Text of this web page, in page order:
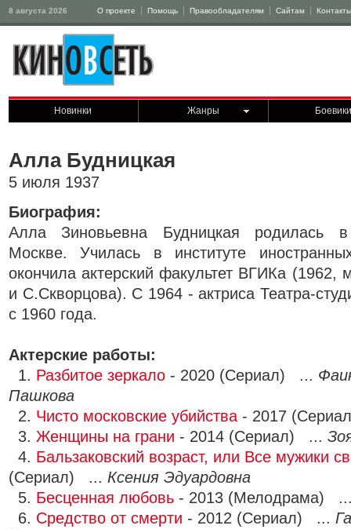
8 августа 2026 О проекте Помощь Правообладателям Сайтам Контакты
Новинки Жанры Боевики
Алла Будницкая
5 июля 1937
Биография:
Алла Зиновьевна Будницкая родилась в
Москве. Училась в институте
окончила актерский факультет ВГИКа (1962,
и С.Скворцова). С 1964 - актриса Театра-
с 1960 года.
Актерские работы:
1. Разбитое зеркало - 2020 (Сериал) ...
Пашкова
2. Чисто московские убийства - 2017
3. Женщины на грани - 2014 (Сериал) ...
4. Бальзаковский возраст, или Все мужики
(Сериал) ... Ксения Эдуардовна
5. Бесценная любовь - 2013 (Мелодрама)
6. Средство от смерти - 2012 (Сериал) ...